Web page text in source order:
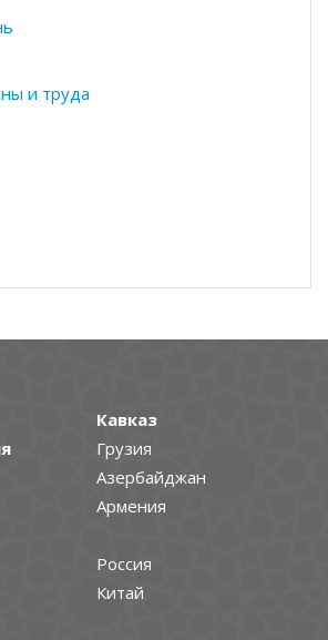
и труда
Кавказ
Грузия
Азербайджан
Армения
Россия
Китай